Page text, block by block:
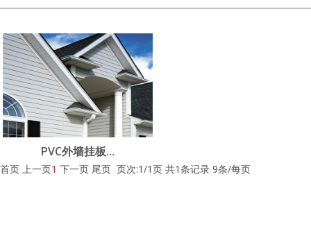
PVC外墙挂板...
首页 上一页1 下一页 尾页 页次:1/1页 共1条记录 9条/每页